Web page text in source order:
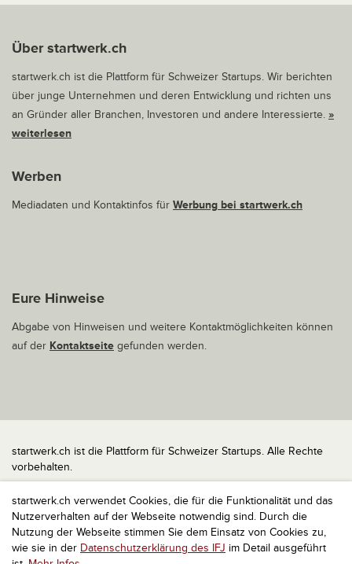
startwerk.ch verwendet Cookies, die für die Funktionalität und das
Nutzerverhalten auf der Webseite notwendig sind. Durch die
Nutzung der Webseite stimmen Sie dem Einsatz von Cookies zu,
wie sie in der Datenschutzerklärung des IFJ im Detail ausgeführt
Über startwerk.ch
startwerk.ch ist die Plattform für Schweizer Startups. Wir berichten
über junge Unternehmen und deren Entwicklung und richten uns
an Gründer aller Branchen, Investoren und andere Interessierte. »
weiterlesen
Werben
Mediadaten und Kontaktinfos für Werbung bei startwerk.ch
Eure Hinweise
Abgabe von Hinweisen und weitere Kontaktmöglichkeiten können
auf der Kontaktseite gefunden werden.
startwerk.ch ist die Plattform für Schweizer Startups. Alle Rechte
vorbehalten.
Impressum
Kontakt
nach oben